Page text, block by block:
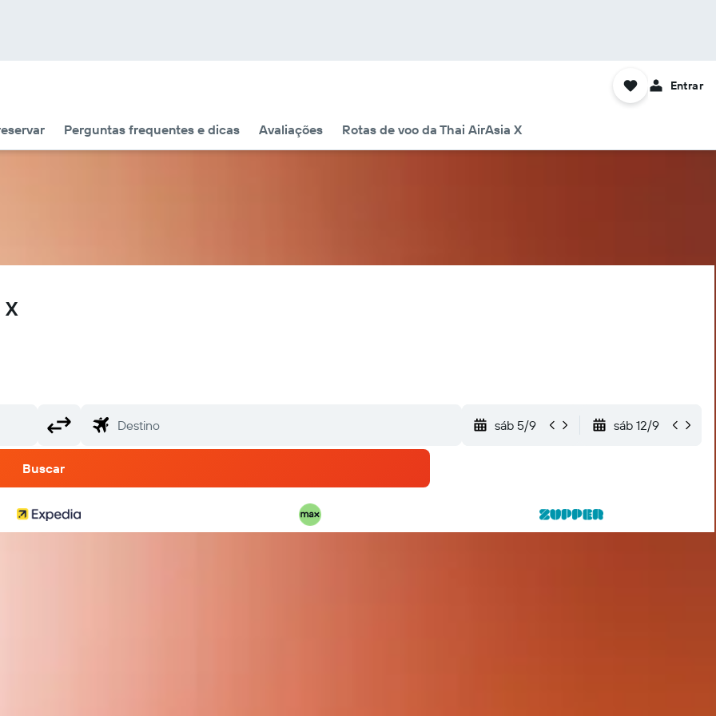
Perguntas frequentes e dicas Avaliações Rotas de voo da Thai AirAsia X
Entrar
X
sáb 5/9 sáb 12/9
Buscar